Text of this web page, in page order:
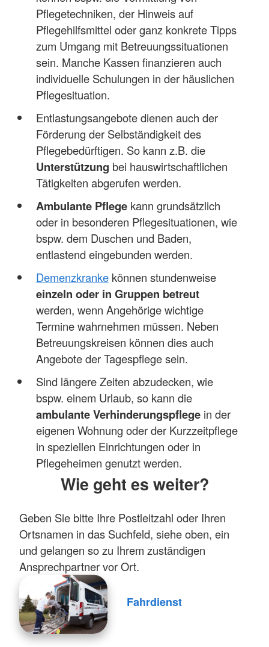
Pflegetechniken, der Hinweis auf
Pflegehilfsmittel oder ganz konkrete Tipps
zum Umgang mit Betreuungssituationen
sein. Manche Kassen finanzieren auch
individuelle Schulungen in der häuslichen
Pflegesituation.
Entlastungsangebote dienen auch der
Förderung der Selbständigkeit des
Pflegebedürftigen. So kann z.B. die
Unterstützung bei hauswirtschaftlichen
Tätigkeiten abgerufen werden.
Ambulante Pflegekann grundsätzlich
oder in besonderen Pflegesituationen, wie
bspw. dem Duschen und Baden,
entlastend eingebunden werden.
Demenzkrankekönnen stundenweise
einzeln oder in Gruppen betreut
werden, wenn Angehörige wichtige
Termine wahrnehmen müssen. Neben
Betreuungskreisen können dies auch
Angebote der Tagespflege sein.
Sind längere Zeiten abzudecken, wie
bspw. einem Urlaub, so kann die
ambulante Verhinderungspflegein der
eigenen Wohnung oder der Kurzzeitpflege
in speziellen Einrichtungen oder in
Pflegeheimen genutzt werden.
Wie geht es weiter?
Geben Sie bitte Ihre Postleitzahl oder Ihren
Ortsnamen in das Suchfeld, siehe oben, ein
und gelangen so zu Ihrem zuständigen
Ansprechpartner vor Ort.
Fahrdienst